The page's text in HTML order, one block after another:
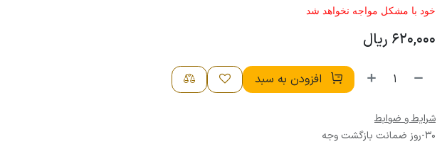
خود با مشکل مواجه نخواهد شد
620,000 ریال
افزودن به سبد
شرایط و ضوابط
30-روز ضمانت بازگشت وجه